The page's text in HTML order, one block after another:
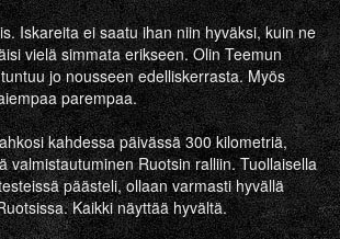
Iskareita ei saatu ihan niin hyväksi, kuin ne
vielä simmata erikseen. Olin Teemun
jo nousseen edelliskerrasta. Myös
parempaa.
kahdessa päivässä 300 kilometriä,
valmistautuminen Ruotsin ralliin. Tuollaisella
päästeli, ollaan varmasti hyvällä
Kaikki näyttää hyvältä.